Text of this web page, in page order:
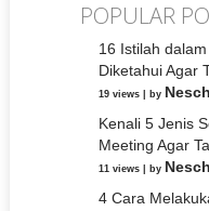
POPULAR
16 Istilah
Diketahui Agar
19 views| by
Kenali 5 Jenis
Meeting Agar
11 views| by
4 Cara